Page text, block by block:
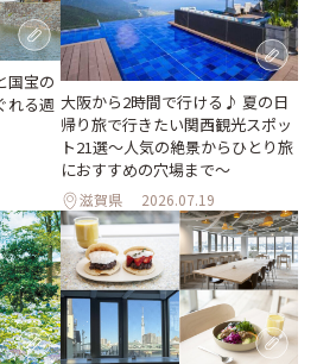
国宝の
れる週 大阪から2時間で行ける♪ 夏の日
帰り旅で行きたい関西観光スポッ
ト21選～人気の絶景からひとり旅
におすすめの穴場まで～
滋賀県 2026.07.19